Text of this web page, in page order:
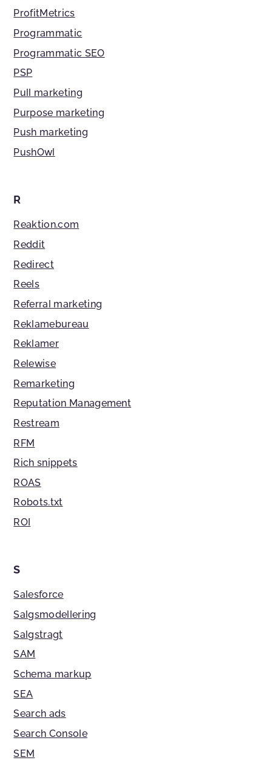
ProfitMetrics
Programmatic
Programmatic SEO
PSP
Pull marketing
Purpose marketing
Push marketing
PushOwl
R
Reaktion.com
Reddit
Redirect
Reels
Referral marketing
Reklamebureau
Reklamer
Relewise
Remarketing
Reputation Management
Restream
RFM
Rich snippets
ROAS
Robots.txt
ROI
S
Salesforce
Salgsmodellering
Salgstragt
SAM
Schema markup
SEA
Search ads
Search Console
SEM